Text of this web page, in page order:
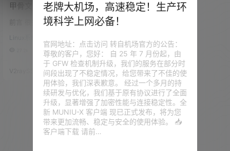
甲骨文 ARM VPS 安装
CentOS 8.0 Stream！宝塔
面板、WordPress博客完美
运行！甲骨文安装、重置系
前言 很多小伙伴抢甲骨文的 AR
网站（博客）。毕竟 4 核 24G
内存的始终免费的机器，不作为
生产工具还是太可惜了。 无奈
于，宝塔面板的安装环境，对能
作为首选的 Ubuntu 还是有点不
太支持，BUG 太多。作者试了
下，是否能用 netboot 工具，安
装一个 CentOS 8.0 Stream 的
系统呢，该系统对宝塔的支持度
会不会更高些，抱着这个想法，
尝试了一下，…
Linux系统设置
0
V2raySSR综合网 22年7月16日
老牌大机场，高速稳定！生产环
境科学上网必备！
官网地址：点击访问 转自机场官方的公告：
尊敬的客户，您好： 自 25 年 7 月份起，由
于 GFW 检查机制升级，我们的服务在部分时
间段出现了不稳定情况，给您带来了不佳的使
用体验，我们深表歉意。 经过一个多月的持
续研发与优化，我们基于原有协议进行了全面
升级，显著增强了加密性能与连接稳定性。全
新 MUNIU-X 客户端 现已正式发布，将为您
带来更加流畅、稳定与安全的使用体验。 📥
客户端下载 请前…